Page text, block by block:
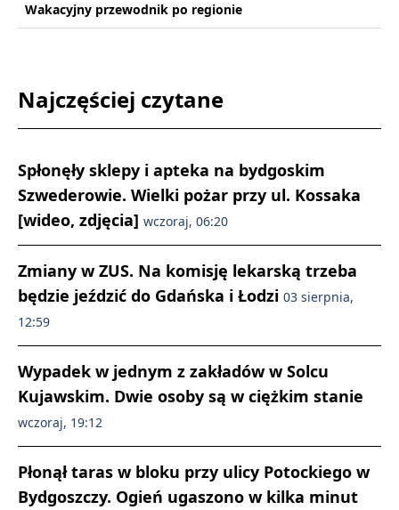
Wakacyjny przewodnik po regionie
Najczęściej czytane
Spłonęły sklepy i apteka na bydgoskim
Szwederowie. Wielki pożar przy ul. Kossaka
[wideo, zdjęcia] wczoraj, 06:20
Zmiany w ZUS. Na komisję lekarską trzeba
będzie jeździć do Gdańska i Łodzi 03 sierpnia,
12:59
Wypadek w jednym z zakładów w Solcu
Kujawskim. Dwie osoby są w ciężkim stanie
wczoraj, 19:12
Płonął taras w bloku przy ulicy Potockiego w
Bydgoszczy. Ogień ugaszono w kilka minut